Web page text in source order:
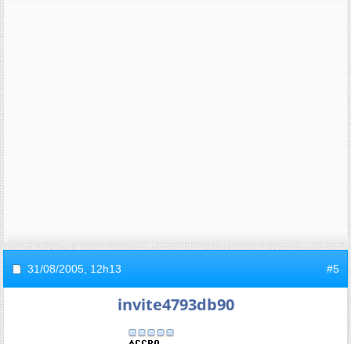
31/08/2005, 12h13 #5
invite4793db90